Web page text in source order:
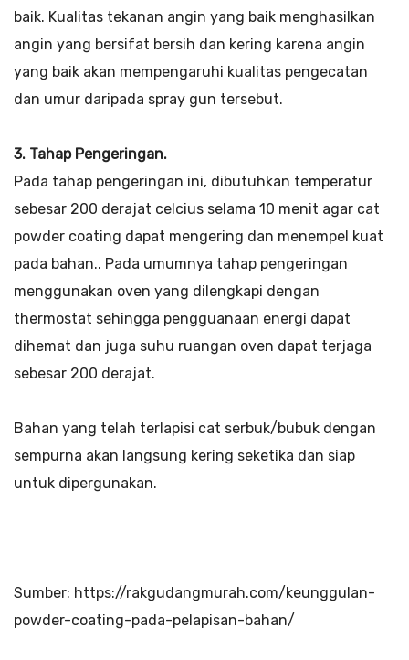
baik. Kualitas tekanan angin yang baik menghasilkan
angin yang bersifat bersih dan kering karena angin
yang baik akan mempengaruhi kualitas pengecatan
dan umur daripada spray gun tersebut.
3. Tahap Pengeringan.
Pada tahap pengeringan ini, dibutuhkan temperatur
sebesar 200 derajat celcius selama 10 menit agar cat
powder coating dapat mengering dan menempel kuat
pada bahan.. Pada umumnya tahap pengeringan
menggunakan oven yang dilengkapi dengan
thermostat sehingga pengguanaan energi dapat
dihemat dan juga suhu ruangan oven dapat terjaga
sebesar 200 derajat.
Bahan yang telah terlapisi cat serbuk/bubuk dengan
sempurna akan langsung kering seketika dan siap
untuk dipergunakan.
Sumber: https://rakgudangmurah.com/keunggulan-
powder-coating-pada-pelapisan-bahan/